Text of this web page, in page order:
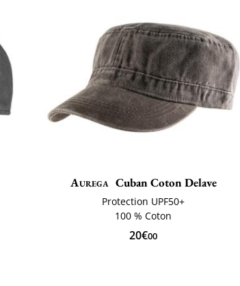
Aurega Cuban Coton Delave
Protection UPF50+
100 % Coton
20€00